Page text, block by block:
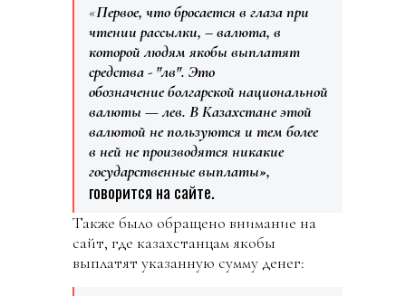
«Первое, что бросается в глаза при
чтении рассылки, – валюта, в
которой людям якобы выплатят
средства - "лв". Это
обозначение болгарской национальной
валюты — лев. В Казахстане этой
валютой не пользуются и тем более
в ней не производятся никакие
государственные выплаты»,
говорится на сайте.
Также было обращено внимание на
сайт, где казахстанцам якобы
выплатят указанную сумму денег: